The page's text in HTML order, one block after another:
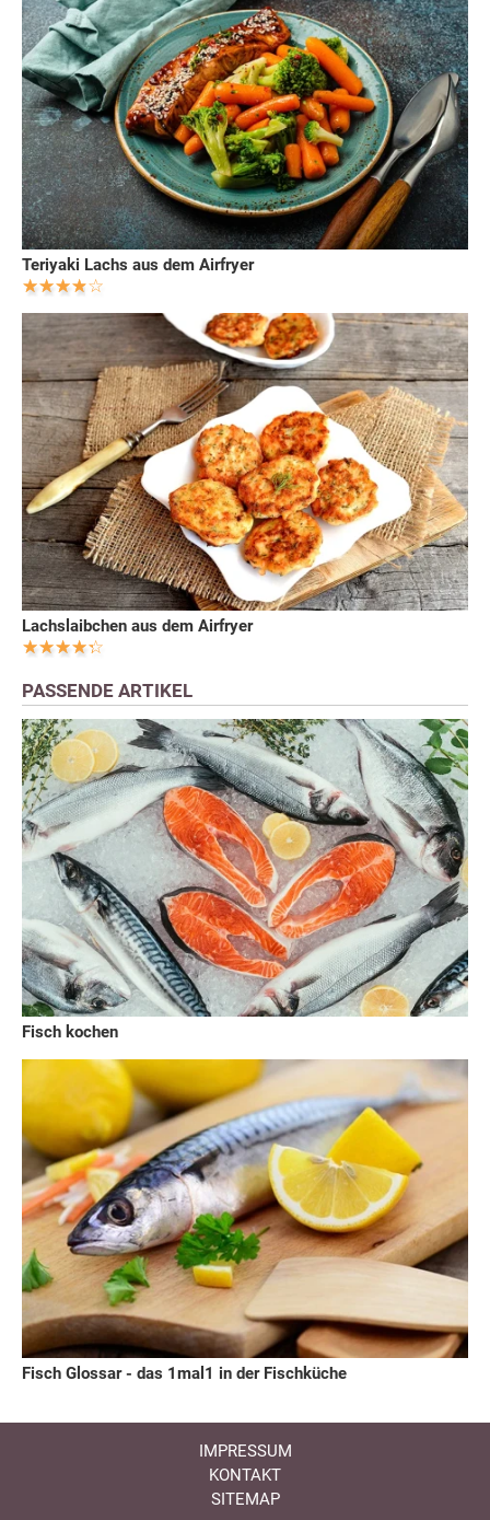
Teriyaki Lachs aus dem Airfryer
Lachslaibchen aus dem Airfryer
PASSENDE ARTIKEL
Fisch kochen
Fisch Glossar - das 1mal1 in der Fischküche
IMPRESSUM
KONTAKT
SITEMAP